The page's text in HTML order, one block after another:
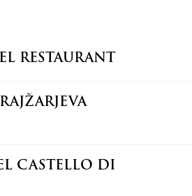
RESTAURANT
CASTELLO DI